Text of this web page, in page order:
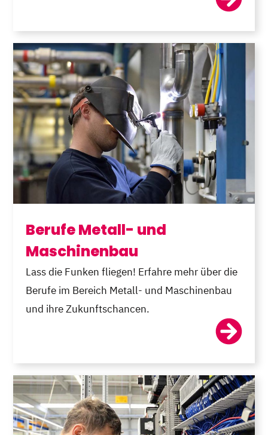
Berufe Metall- und
Maschinenbau
Lass die Funken fliegen! Erfahre mehr über die
Berufe im Bereich Metall- und Maschinenbau
und ihre Zukunftschancen.